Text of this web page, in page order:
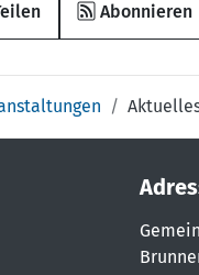
Abonnieren